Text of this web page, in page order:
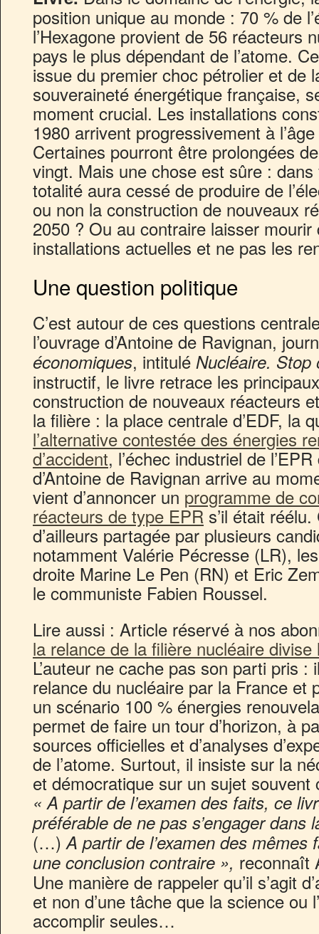
position unique au monde : 70 % de
l’Hexagone provient de 56 réacteurs
pays le plus dépendant de l’atome.
issue du premier choc pétrolier et de
souveraineté énergétique française,
moment crucial. Les installations
1980 arrivent progressivement à
Certaines pourront être prolongées
vingt. Mais une chose est sûre :
totalité aura cessé de produire de
ou non la construction de nouveaux
2050 ? Ou au contraire laisser
installations actuelles et ne pas les
Une question politique
C’est autour de ces questions
l’ouvrage d’Antoine de Ravignan,
économiques, intitulé Nucléaire. Stop
instructif, le livre retrace les
construction de nouveaux réacteurs
la filière : la place centrale d’EDF, la
l’alternative contestée des énergies
d’accident, l’échec industriel de
d’Antoine de Ravignan arrive au
vient d’annoncer un programme de
réacteurs de type EPR s’il était
d’ailleurs partagée par plusieurs
notamment Valérie Pécresse (LR),
droite Marine Le Pen (RN) et Eric
le communiste Fabien Roussel.
Lire aussi : Article réservé à nos
la relance de la filière nucléaire
L’auteur ne cache pas son parti pris :
relance du nucléaire par la France et
un scénario 100 % énergies
permet de faire un tour d’horizon, à
sources officielles et d’analyses
de l’atome. Surtout, il insiste sur la
et démocratique sur un sujet
« A partir de l’examen des faits, ce
préférable de ne pas s’engager dans
(…)A partir de l’examen des
une conclusion contraire », reconnaît
Une manière de rappeler qu’il s’agit
et non d’une tâche que la science ou
accomplir seules…